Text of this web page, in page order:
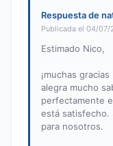
Respuesta de
Publicada el 04/07/
Estimado Nico,
¡muchas
alegra mucho
perfectamente
está satisfecho.
para nosotros.